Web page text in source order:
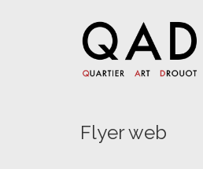
Flyer web